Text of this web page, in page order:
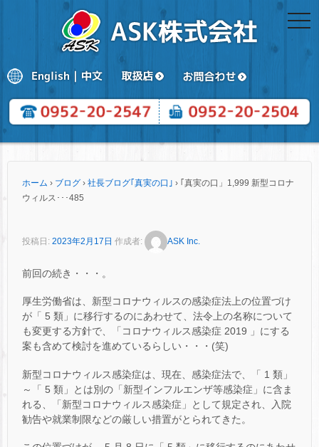
ホーム › ブログ › 社長ブログ｢真実の口｣ › ｢真実の口」1,999 新型コロナ
ウィルス･･･485
投稿日: 2023年2月17日 作成者: ASK Inc.
前回の続き・・・。
厚生労働省は、新型コロナウィルスの感染症法上の位置づけ
が「 5 類」に移行するのにあわせて、法令上の名称について
も変更する方針で、「コロナウィルス感染症 2019 」にする
案も含めて検討を進めているらしい・・・(笑)
新型コロナウィルス感染症は、現在、感染症法で、「 1 類」
～「 5 類」とは別の「新型インフルエンザ等感染症」に含ま
れる、「新型コロナウィルス感染症」として規定され、入院
勧告や就業制限などの厳しい措置がとられてきた。